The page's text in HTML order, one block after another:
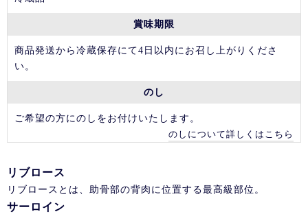
賞味期限
商品発送から冷蔵保存にて4日以内にお召し上がりくださ
い。
のし
ご希望の方にのしをお付けいたします。
のしについて詳しくはこちら
リブロース
リブロースとは、助骨部の背肉に位置する最高級部位。
サーロイン